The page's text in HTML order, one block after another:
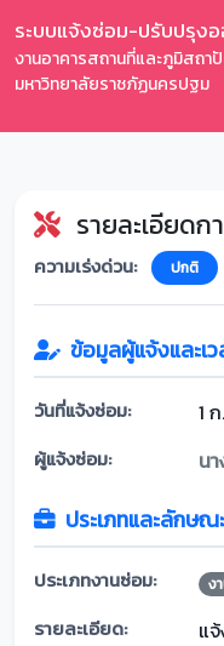
ระบบแจ้งซ่อม-ปรับปรุง
งานอาคารสถานที่และภูมิสถา
มหาวิทยาลัยราชภัฏนครปฐม
รายละเอียด
ความเร่งด่วน: ปกติ
ข้อมูลผู้แจ้งและเว
วันที่แจ้งซ่อม: 1
ผู้แจ้งซ่อม: น
ประเภทและลักษณ
ประเภทงานซ่อม: ง
รายละเอียด: แ